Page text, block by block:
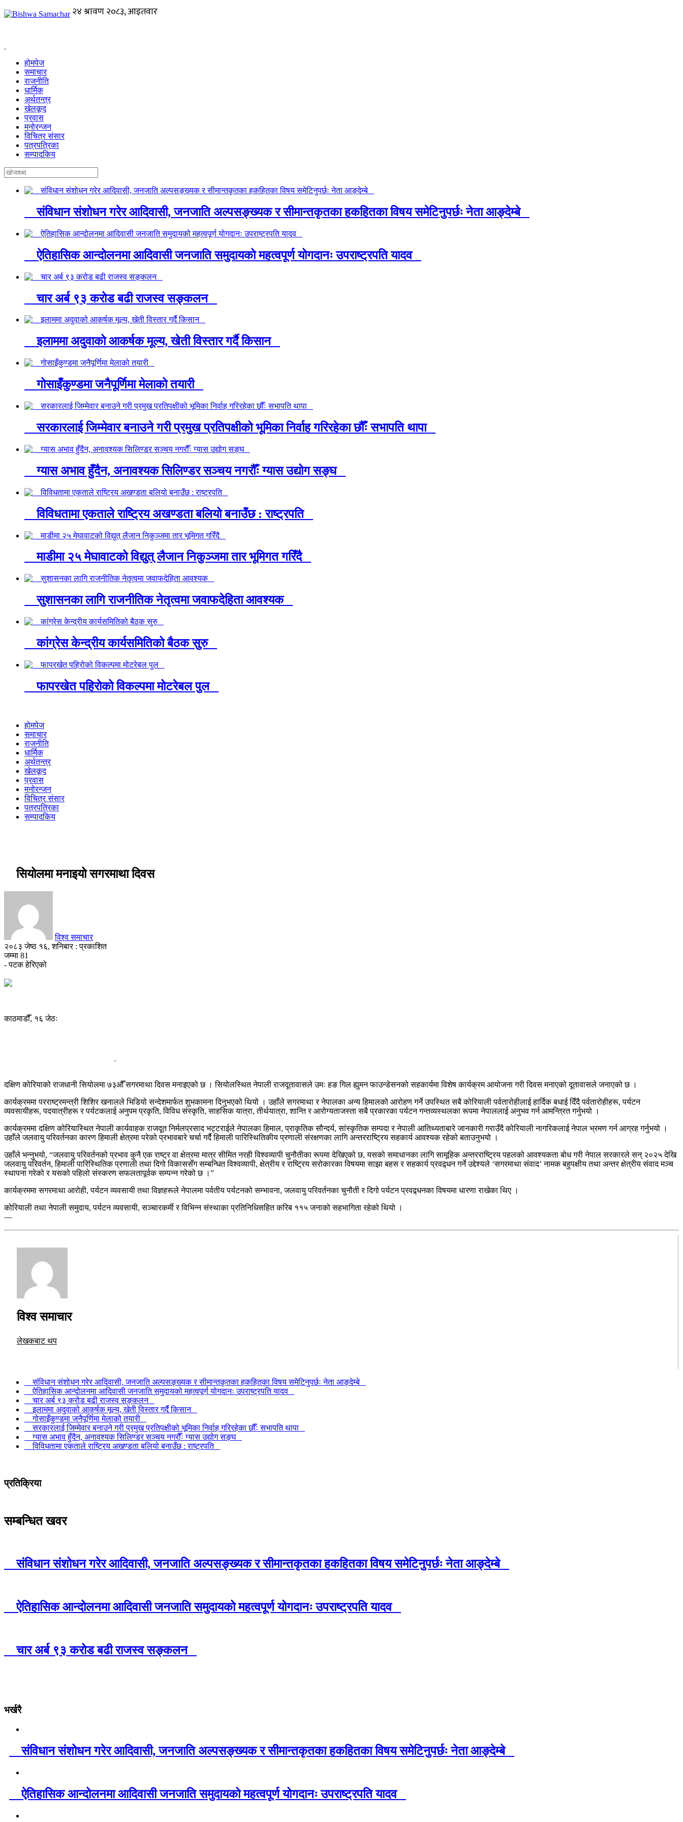
होमपेज
समाचार
राजनीति
धार्मिक
अर्थतन्त्र
खेलकूद
प्रवास
मनोरन्जन
विचित्र संसार
पत्रपत्रिका
सम्पादकिय
संविधान संशोधन गरेर आदिवासी, जनजाति अल्पसङ्ख्यक र सीमान्तकृतका हकहितका विषय समेटिनुपर्छः नेता आङ्देम्बे
ऐतिहासिक आन्दोलनमा आदिवासी जनजाति समुदायको महत्वपूर्ण योगदानः उपराष्ट्रपति यादव
चार अर्ब ९३ करोड बढी राजस्व सङ्कलन
इलाममा अदुवाको आकर्षक मूल्य, खेती विस्तार गर्दै किसान
गोसाइँकुण्डमा जनैपूर्णिमा मेलाको तयारी
सरकारलाई जिम्मेवार बनाउने गरी प्रमुख प्रतिपक्षीको भूमिका निर्वाह गरिरहेका छौँः सभापति थापा
ग्यास अभाव हुँदैन, अनावश्यक सिलिण्डर सञ्चय नगरौँः ग्यास उद्योग सङ्घ
विविधतामा एकताले राष्ट्रिय अखण्डता बलियो बनाउँछ : राष्ट्रपति
माडीमा २५ मेघावाटको विद्युत् लैजान निकुञ्जमा तार भूमिगत गरिँदै
सुशासनका लागि राजनीतिक नेतृत्वमा जवाफदेहिता आवश्यक
कांग्रेस केन्द्रीय कार्यसमितिको बैठक सुरु
फापरखेत पहिरोको विकल्पमा मोटरेबल पुल
होमपेज
समाचार
राजनीति
धार्मिक
अर्थतन्त्र
खेलकूद
प्रवास
मनोरन्जन
विचित्र संसार
पत्रपत्रिका
सम्पादकिय
सियोलमा मनाइयो सगरमाथा दिवस
विश्व समाचार
२०८३ जेष्ठ १६, शनिबार : प्रकाशित
जम्मा 81
- पटक हेरिएको
काठमाडौँ, १६ जेठः
दक्षिण कोरियाको राजधानी सियोलमा ७३औँ सगरमाथा दिवस मनाइएको छ । सियोलस्थित नेपाली राजदूतावासले उमः हङ गिल ह्युमन फाउन्डेसनको सहकार्यमा विशेष कार्यक्रम आयोजना गरी दिवस मनाएको दूतावासले जनाएको छ ।
कार्यक्रममा परराष्ट्रमन्त्री शिशिर खनालले भिडियो सन्देशमार्फत शुभकामना दिनुभएको थियो । उहाँले सगरमाथा र नेपालका अन्य हिमालको आरोहण गर्ने उपस्थित सबै कोरियाली पर्वतारोहीलाई हार्दिक बधाई दिँदै पर्वतारोहीहरू, पर्यटन
व्यवसायीहरू, पदयात्रीहरू र पर्यटकलाई अनुपम प्रकृति, विविध संस्कृति, साहसिक यात्रा, तीर्थयात्रा, शान्ति र आरोग्यताजस्ता सबै प्रकारका पर्यटन गन्तव्यस्थलका रूपमा नेपाललाई अनुभव गर्न आमन्त्रित गर्नुभयो ।
कार्यक्रममा दक्षिण कोरियास्थित नेपाली कार्यवाहक राजदूत निर्मलप्रसाद भट्टराईले नेपालका हिमाल, प्राकृतिक सौन्दर्य, सांस्कृतिक सम्पदा र नेपाली आतिथ्यताबारे जानकारी गराउँदै कोरियाली नागरिकलाई नेपाल भ्रमण गर्न आग्रह गर्नुभयो ।
उहाँले जलवायु परिवर्तनका कारण हिमाली क्षेत्रमा परेको प्रभावबारे चर्चा गर्दै हिमाली पारिस्थितिकीय प्रणाली संरक्षणका लागि अन्तरराष्ट्रिय सहकार्य आवश्यक रहेको बताउनुभयो ।
उहाँले भन्नुभयो, “जलवायु परिवर्तनको प्रभाव कुनै एक राष्ट्र वा क्षेत्रमा मात्र सीमित नरही विश्वव्यापी चुनौतीका रूपमा देखिएको छ, यसको समाधानका लागि सामूहिक अन्तरराष्ट्रिय पहलको आवश्यकता बोध गरी नेपाल सरकारले सन् २०२५ देखि
जलवायु परिवर्तन, हिमाली पारिस्थितिक प्रणाली तथा दिगो विकाससँग सम्बन्धित विश्वव्यापी, क्षेत्रीय र राष्ट्रिय सरोकारका विषयमा साझा बहस र सहकार्य प्रवद्र्धन गर्ने उद्देश्यले ‘सगरमाथा संवाद’ नामक बहुपक्षीय तथा अन्तर क्षेत्रीय संवाद मञ्च
स्थापना गरेको र यसको पहिलो संस्करण सफलतापूर्वक सम्पन्न गरेको छ ।”
कार्यक्रममा सगरमाथा आरोही, पर्यटन व्यवसायी तथा विज्ञहरूले नेपालमा पर्वतीय पर्यटनको सम्भावना, जलवायु परिवर्तनका चुनौती र दिगो पर्यटन प्रवद्र्धनका विषयमा धारणा राखेका थिए ।
कोरियाली तथा नेपाली समुदाय, पर्यटन व्यवसायी, सञ्चारकर्मी र विभिन्न संस्थाका प्रतिनिधिसहित करिब ११५ जनाको सहभागिता रहेको थियो ।
—
विश्व समाचार
लेखकबाट थप
संविधान संशोधन गरेर आदिवासी, जनजाति अल्पसङ्ख्यक र सीमान्तकृतका हकहितका विषय समेटिनुपर्छः नेता आङ्देम्बे
ऐतिहासिक आन्दोलनमा आदिवासी जनजाति समुदायको महत्वपूर्ण योगदानः उपराष्ट्रपति यादव
चार अर्ब ९३ करोड बढी राजस्व सङ्कलन
इलाममा अदुवाको आकर्षक मूल्य, खेती विस्तार गर्दै किसान
गोसाइँकुण्डमा जनैपूर्णिमा मेलाको तयारी
सरकारलाई जिम्मेवार बनाउने गरी प्रमुख प्रतिपक्षीको भूमिका निर्वाह गरिरहेका छौँः सभापति थापा
ग्यास अभाव हुँदैन, अनावश्यक सिलिण्डर सञ्चय नगरौँः ग्यास उद्योग सङ्घ
विविधतामा एकताले राष्ट्रिय अखण्डता बलियो बनाउँछ : राष्ट्रपति
प्रतिक्रिया
सम्बन्धित खवर
संविधान संशोधन गरेर आदिवासी, जनजाति अल्पसङ्ख्यक र सीमान्तकृतका हकहितका विषय समेटिनुपर्छः नेता आङ्देम्बे
ऐतिहासिक आन्दोलनमा आदिवासी जनजाति समुदायको महत्वपूर्ण योगदानः उपराष्ट्रपति यादव
चार अर्ब ९३ करोड बढी राजस्व सङ्कलन
भर्खरै
संविधान संशोधन गरेर आदिवासी, जनजाति अल्पसङ्ख्यक र सीमान्तकृतका हकहितका विषय समेटिनुपर्छः नेता आङ्देम्बे
ऐतिहासिक आन्दोलनमा आदिवासी जनजाति समुदायको महत्वपूर्ण योगदानः उपराष्ट्रपति यादव